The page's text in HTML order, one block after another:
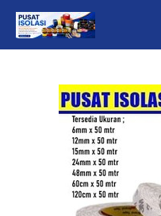
navigation